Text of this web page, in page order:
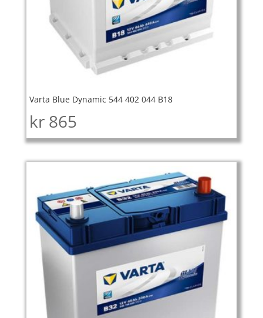
Varta Blue Dynamic 544 402 044 B18
kr 865